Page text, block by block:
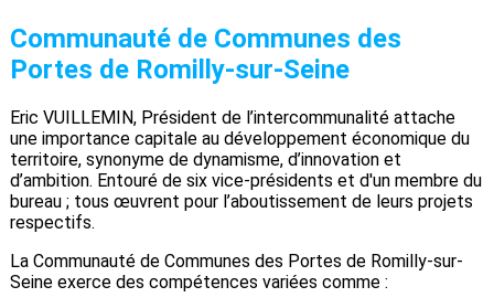
Communauté de Communes des
Portes de Romilly-sur-Seine
Eric VUILLEMIN, Président de l’intercommunalité attache
une importance capitale au développement économique du
territoire, synonyme de dynamisme, d’innovation et
d’ambition. Entouré de six vice-présidents et d'un membre du
bureau ; tous œuvrent pour l’aboutissement de leurs projets
respectifs.
La Communauté de Communes des Portes de Romilly-sur-
Seine exerce des compétences variées comme :